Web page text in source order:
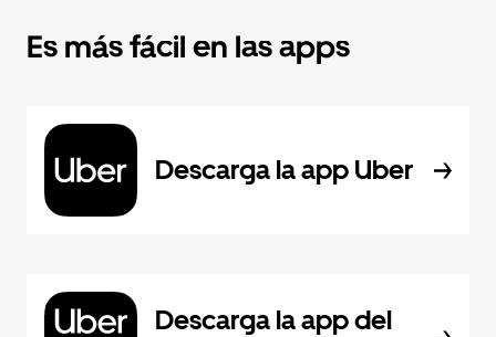
Es más fácil en las apps
Descarga la app Uber
Descarga la app del